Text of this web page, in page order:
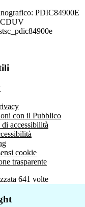
PDIC84900E
con il Pubblico
accessibilità
cookie
trasparente
641 volte